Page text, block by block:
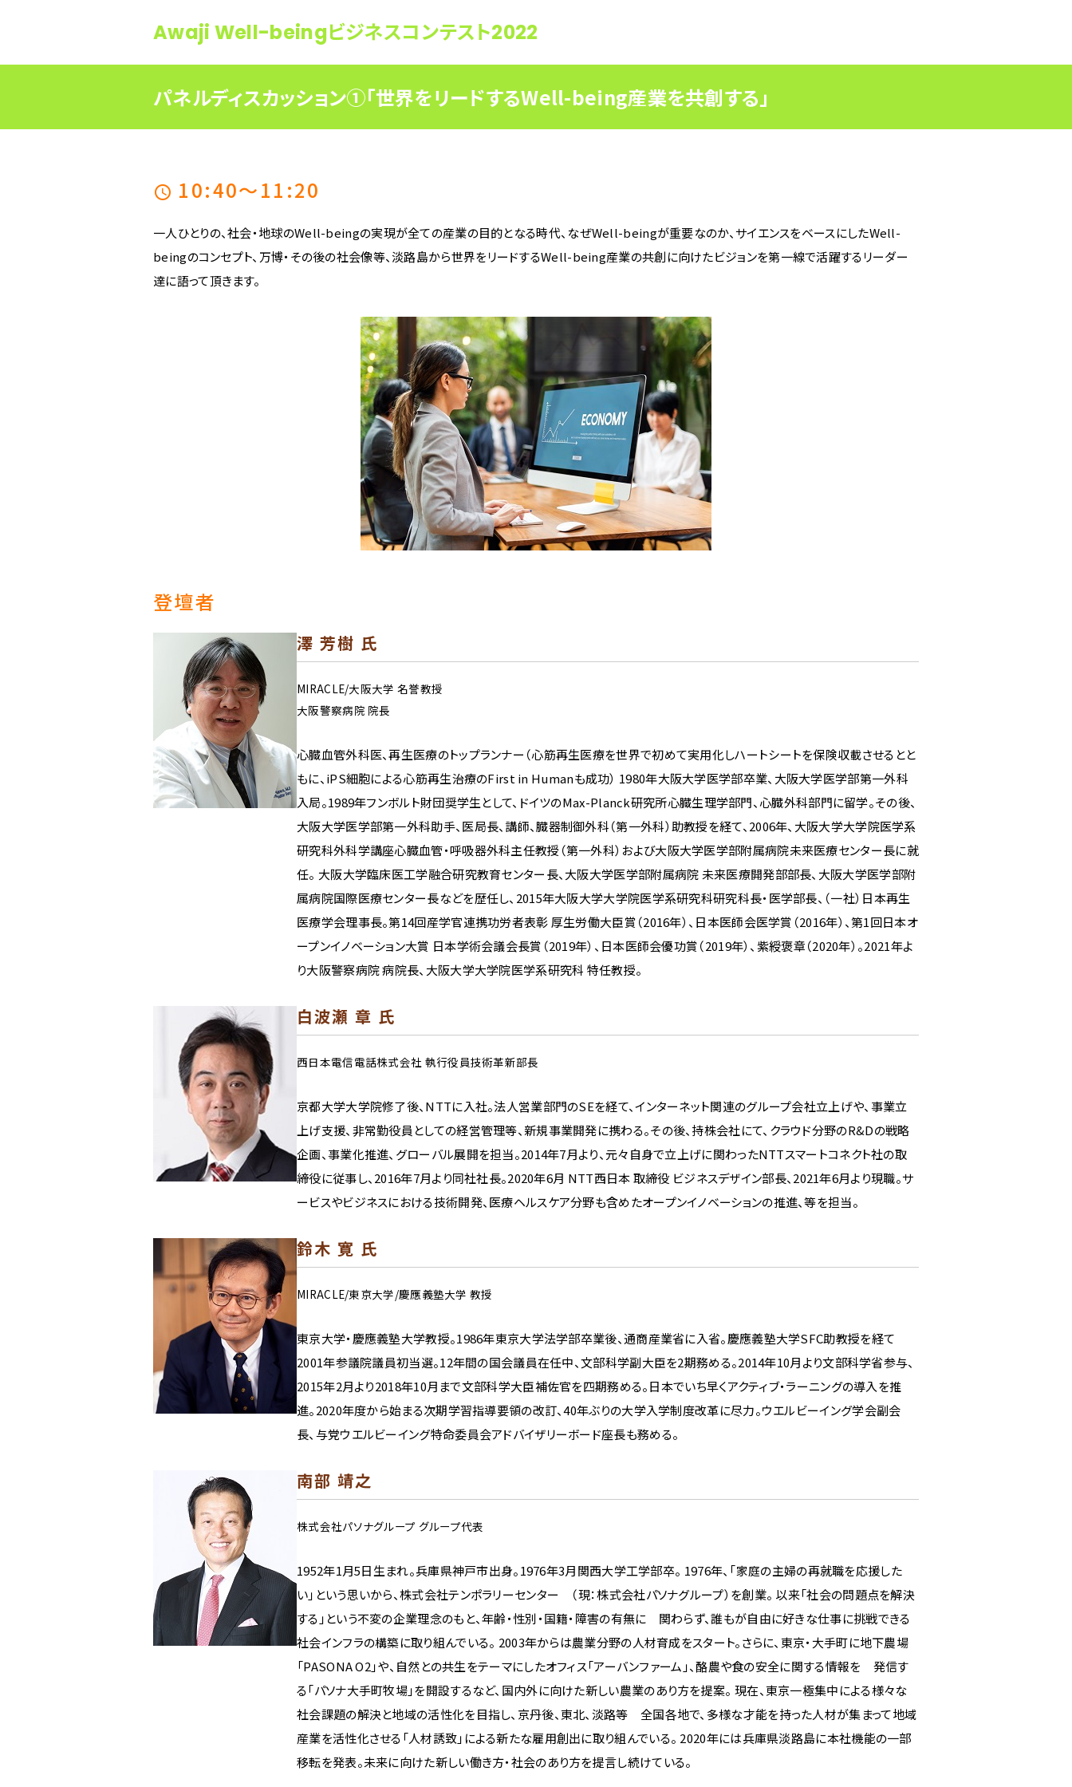
Awaji Well-beingビジネスコンテスト2022
パネルディスカッション①「世界をリードするWell-being産業を共創する」
schedule 10:40～11:20
一人ひとりの、社会・地球のWell-beingの実現が全ての産業の目的となる時代、なぜWell-beingが重要なのか、サイエンスをベースにしたWell-
beingのコンセプト、万博・その後の社会像等、淡路島から世界をリードするWell-being産業の共創に向けたビジョンを第一線で活躍するリーダー
達に語って頂きます。
登壇者
澤 芳樹 氏
MIRACLE/大阪大学 名誉教授
大阪警察病院 院長
心臓血管外科医、再生医療のトップランナー（心筋再生医療を世界で初めて実用化しハートシートを保険収載させるとと
もに、iPS細胞による心筋再生治療のFirst in Humanも成功） 1980年大阪大学医学部卒業、大阪大学医学部第一外科
入局。1989年フンボルト財団奨学生として、ドイツのMax-Planck研究所心臓生理学部門、心臓外科部門に留学。その後、
大阪大学医学部第一外科助手、医局長、講師、臓器制御外科（第一外科）助教授を経て、2006年、大阪大学大学院医学系
研究科外科学講座心臓血管・呼吸器外科主任教授（第一外科）および大阪大学医学部附属病院未来医療センター長に就
任。 大阪大学臨床医工学融合研究教育センター長、大阪大学医学部附属病院 未来医療開発部部長、大阪大学医学部附
属病院国際医療センター長などを歴任し、2015年大阪大学大学院医学系研究科研究科長・医学部長、（一社）日本再生
医療学会理事長。第14回産学官連携功労者表彰 厚生労働大臣賞（2016年）、日本医師会医学賞（2016年）、第1回日本オ
ープンイノベーション大賞 日本学術会議会長賞（2019年）、日本医師会優功賞（2019年）、紫綬褒章（2020年）。2021年よ
り大阪警察病院 病院長、大阪大学大学院医学系研究科 特任教授。
白波瀬 章 氏
西日本電信電話株式会社 執行役員技術革新部長
京都大学大学院修了後、NTTに入社。法人営業部門のSEを経て、インターネット関連のグループ会社立上げや、事業立
上げ支援、非常勤役員としての経営管理等、新規事業開発に携わる。その後、持株会社にて、クラウド分野のR&Dの戦略
企画、事業化推進、グローバル展開を担当。2014年7月より、元々自身で立上げに関わったNTTスマートコネクト社の取
締役に従事し、2016年7月より同社社長。2020年6月 NTT西日本 取締役 ビジネスデザイン部長、2021年6月より現職。サ
ービスやビジネスにおける技術開発、医療ヘルスケア分野も含めたオープンイノベーションの推進、等を担当。
鈴木 寛 氏
MIRACLE/東京大学/慶應義塾大学 教授
東京大学・慶應義塾大学教授。1986年東京大学法学部卒業後、通商産業省に入省。慶應義塾大学SFC助教授を経て
2001年参議院議員初当選。12年間の国会議員在任中、文部科学副大臣を2期務める。2014年10月より文部科学省参与、
2015年2月より2018年10月まで文部科学大臣補佐官を四期務める。日本でいち早くアクティブ・ラーニングの導入を推
進。2020年度から始まる次期学習指導要領の改訂、40年ぶりの大学入学制度改革に尽力。ウエルビーイング学会副会
長、与党ウエルビーイング特命委員会アドバイザリーボード座長も務める。
南部 靖之
株式会社パソナグループ グループ代表
1952年1月5日生まれ。兵庫県神戸市出身。1976年3月関西大学工学部卒。 1976年、「家庭の主婦の再就職を応援した
い」という思いから、株式会社テンポラリーセンター （現：株式会社パソナグループ）を創業。 以来「社会の問題点を解決
する」という不変の企業理念のもと、年齢・性別・国籍・障害の有無に 関わらず、誰もが自由に好きな仕事に挑戦できる
社会インフラの構築に取り組んでいる。 2003年からは農業分野の人材育成をスタート。さらに、東京・大手町に地下農場
「PASONA O2」や、自然との共生をテーマにしたオフィス「アーバンファーム」、酪農や食の安全に関する情報を 発信す
る「パソナ大手町牧場」を開設するなど、国内外に向けた新しい農業のあり方を提案。 現在、東京一極集中による様々な
社会課題の解決と地域の活性化を目指し、京丹後、東北、淡路等 全国各地で、多様な才能を持った人材が集まって地域
産業を活性化させる「人材誘致」による新たな雇用創出に取り組んでいる。 2020年には兵庫県淡路島に本社機能の一部
移転を発表。未来に向けた新しい働き方・社会のあり方を提言し続けている。